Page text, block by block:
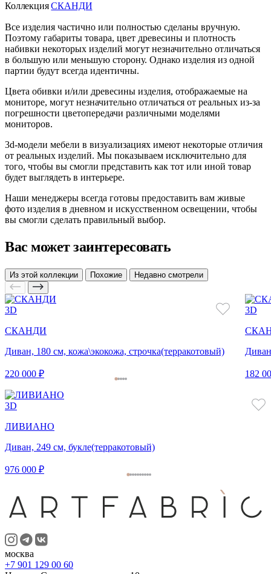
Коллекция СКАНДИ
Все изделия частично или полностью сделаны вручную.
Поэтому габариты товара, цвет древесины и плотность
набивки некоторых изделий могут незначительно отличаться
в большую или меньшую сторону. Однако изделия из одной
партии будут всегда идентичны.
Цвета обивки и/или древесины изделия, отображаемые на
мониторе, могут незначительно отличаться от реальных из-за
погрешности цветопередачи различными моделями
мониторов.
3d-модели мебели в визуализациях имеют некоторые отличия
от реальных изделий. Мы показываем исключительно для
того, чтобы вы смогли представить как тот или иной товар
будет выглядеть в интерьере.
Наши менеджеры всегда готовы предоставить вам живые
фото изделия в дневном и искусственном освещении, чтобы
вы смогли сделать правильный выбор.
Вас может заинтересовать
Из этой коллекции Похожие Недавно смотрели
3D
СКАНДИ
Диван, 180 см, кожа\экокожа, строчка(терракотовый)
220 000 ₽
3D
182
3D
ЛИВИАНО
Диван, 249 см, букле(терракотовый)
976 000 ₽
москва
+7 901 129 00 60